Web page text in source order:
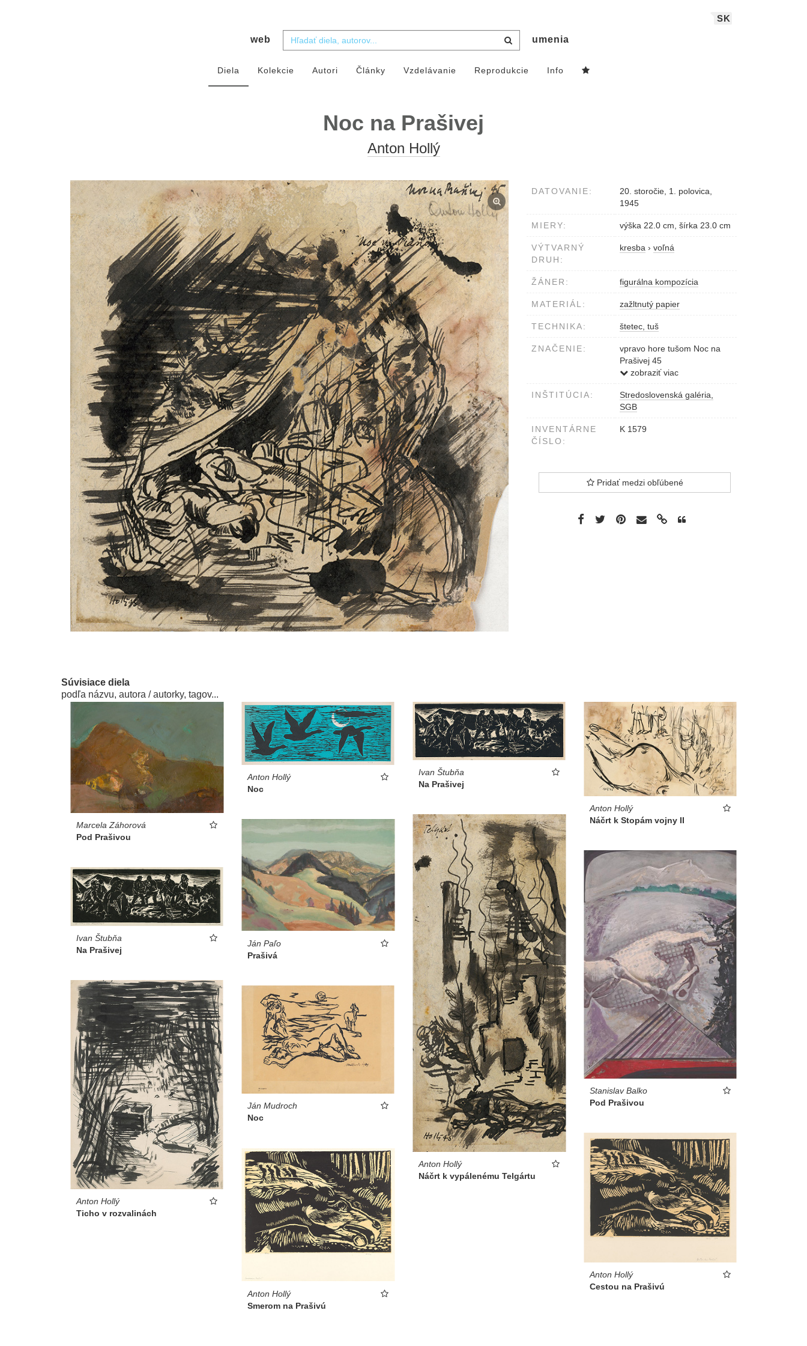
SK
web umenia
Diela Kolekcie Autori Články Vzdelávanie Reprodukcie Info
Noc na Prašivej
Anton Hollý
DATOVANIE:
20. storočie, 1. polovica,
1945
MIERY: výška 22.0 cm, šírka 23.0 cm
VÝTVARNÝ
DRUH:
kresba › voľná
ŽÁNER: figurálna kompozícia
MATERIÁL: zažltnutý papier
TECHNIKA: štetec, tuš
ZNAČENIE:
vpravo hore tušom Noc na
Prašivej 45
vpravo hore ceruzou Anton
vľavo dole Hollý 45
zobraziť viac
INŠTITÚCIA:
Stredoslovenská galéria,
SGB
INVENTÁRNE
ČÍSLO:
K 1579
Pridať medzi obľúbené
Súvisiace diela
podľa názvu, autora / autorky, tagov...
Marcela Záhorová
Pod Prašivou
Anton Hollý
Noc
Ivan Štubňa
Na Prašivej
Anton Hollý
Náčrt k Stopám vojny II
Anton Hollý
Náčrt k vypálenému Telgártu
Ján Paľo
Prašivá
Stanislav Balko
Pod Prašivou
Ivan Štubňa
Na Prašivej
Anton Hollý
Ticho v rozvalinách
Ján Mudroch
Noc
Anton Hollý
Cestou na Prašivú
Anton Hollý
Smerom na Prašivú